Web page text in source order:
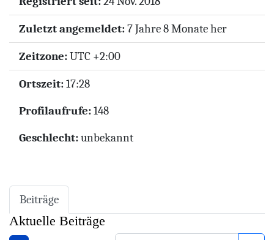
Zuletzt angemeldet:7 Jahre 8 Monate her
Zeitzone:UTC +2:00
Ortszeit:17:28
Profilaufrufe:148
Geschlecht:unbekannt
Beiträge
Aktuelle Beiträge